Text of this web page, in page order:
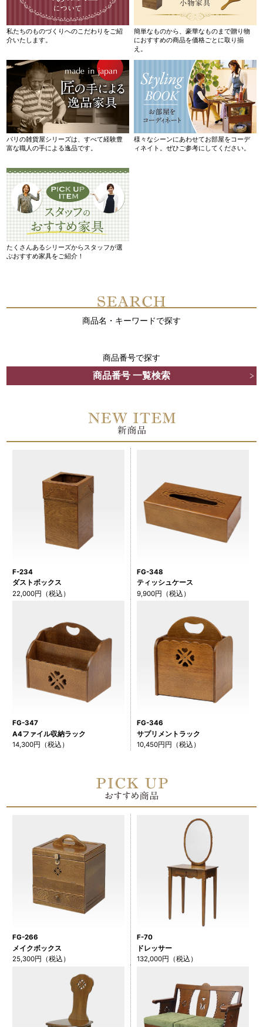
私たちのものづくりへのこだわりをご紹
介いたします。
簡単なものから、豪華なものまで贈り物
におすすめの商品を価格ごとに取り揃
え。
パリの雑貨屋シリーズは、すべて経験豊
富な職人の手による逸品です。
様々なシーンにあわせてお部屋をコーデ
ィネイト。ぜひご参考にしてください。
たくさんあるシリーズからスタッフが選
ぶおすすめ家具をご紹介！
商品名・キーワードで探す
商品番号で探す
商品番号 一覧検索
F-234
ダストボックス
22,000円（税込）
FG-348
ティッシュケース
9,900円（税込）
FG-347
A4ファイル収納ラック
14,300円（税込）
FG-346
サプリメントラック
10,450円円（税込）
FG-266
メイクボックス
25,300円（税込）
F-70
ドレッサー
132,000円（税込）